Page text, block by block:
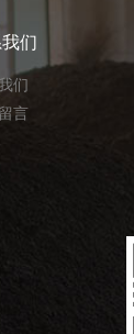
们
们
言